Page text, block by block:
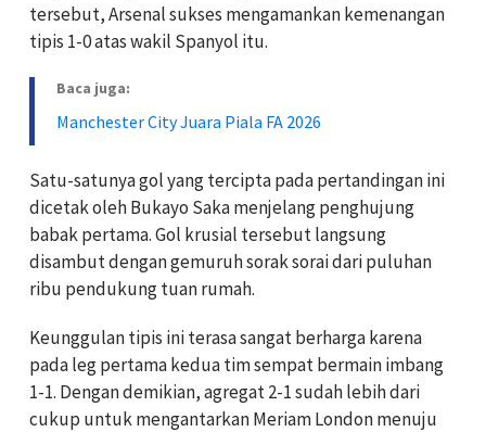
tersebut, Arsenal sukses mengamankan kemenangan
tipis 1-0 atas wakil Spanyol itu.
Baca juga:
Manchester City Juara Piala FA 2026
Satu-satunya gol yang tercipta pada pertandingan ini
dicetak oleh Bukayo Saka menjelang penghujung
babak pertama. Gol krusial tersebut langsung
disambut dengan gemuruh sorak sorai dari puluhan
ribu pendukung tuan rumah.
Keunggulan tipis ini terasa sangat berharga karena
pada leg pertama kedua tim sempat bermain imbang
1-1. Dengan demikian, agregat 2-1 sudah lebih dari
cukup untuk mengantarkan Meriam London menuju